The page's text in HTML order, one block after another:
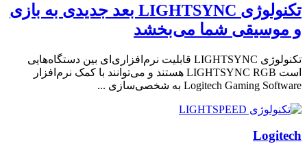
تکنولوژی LIGHTSYNC بعد جدیدی به بازی
و موسیقی شما می‌بخشد
تکنولوژی LIGHTSYNC قابلیت نرم‌افزاری‌ای بین دستگاه‌هایی
است LIGHTSYNC RGB هستند و می‌توانند با کمک نرم‌افزار
Logitech Gaming Software به شخصی‌سازی ...
Logitech